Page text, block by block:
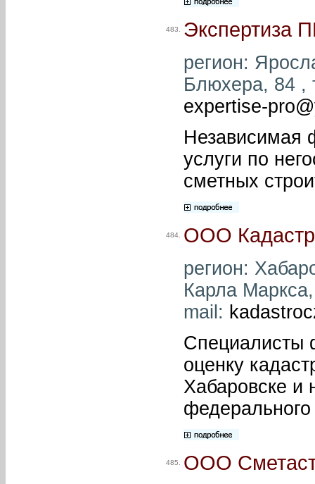
483. Экспертиза
регион:
Блюхера, 84 ,
expertise-
Независимая
услуги по
сметных
484. ООО
регион:
Карла
mail:
Специалисты
оценку
Хабаровске и
федерального
485. ООО